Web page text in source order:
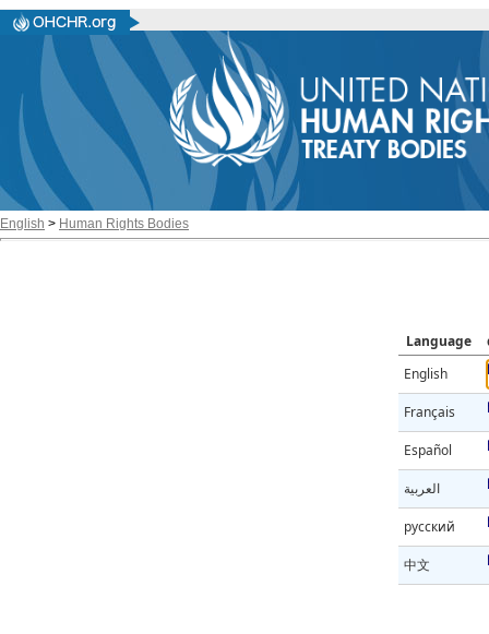
English > Human Rights Bodies
Language
English
Français
Español
العربية
русский
中文